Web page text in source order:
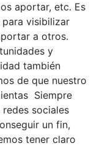
aportar, etc. Es
visibilizar
a otros.
y
también
de que nuestro
Siempre
sociales
un fin,
tener claro